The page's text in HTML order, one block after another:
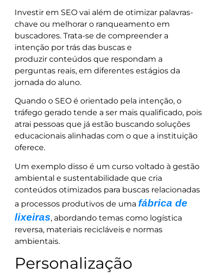
Investir em SEO vai além de otimizar palavras-
chave ou melhorar o ranqueamento em
buscadores. Trata-se de compreender a
intenção por trás das buscas e
produzir conteúdos que respondam a
perguntas reais, em diferentes estágios da
jornada do aluno.
Quando o SEO é orientado pela intenção, o
tráfego gerado tende a ser mais qualificado, pois
atrai pessoas que já estão buscando soluções
educacionais alinhadas com o que a instituição
oferece.
Um exemplo disso é um curso voltado à gestão
ambiental e sustentabilidade que cria
conteúdos otimizados para buscas relacionadas
a processos produtivos de uma fábrica de
lixeiras, abordando temas como logística
reversa, materiais recicláveis e normas
ambientais.
Personalização